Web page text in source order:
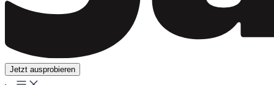
Jetzt ausprobieren